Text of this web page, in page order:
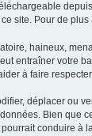
depuis
site. Pour de
haineux,
entraîner votre
à faire
déplacer ou
Bien
conduire à